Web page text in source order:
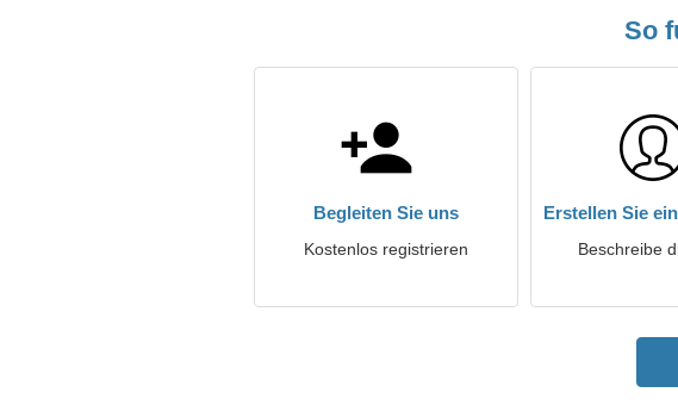
So
Begleiten Sie uns
Kostenlos registrieren
Erstellen Sie
Beschreibe